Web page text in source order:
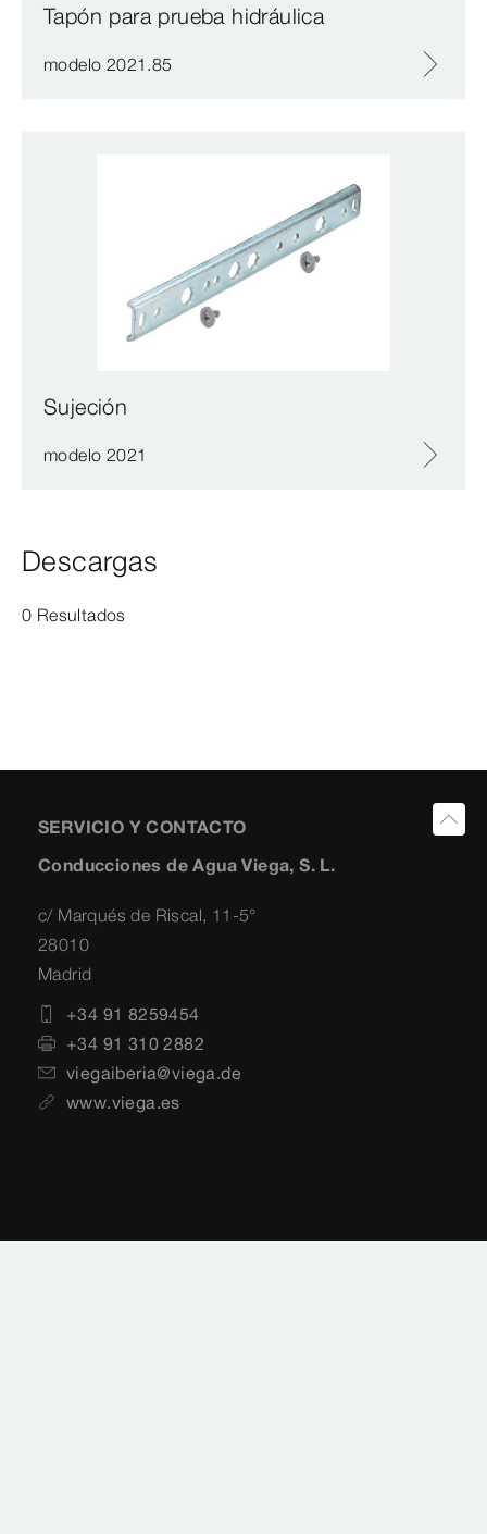
Tapón para prueba hidráulica
modelo 2021.85
Sujeción
modelo 2021
Descargas
0 Resultados
SERVICIO Y CONTACTO
Conducciones de Agua Viega, S. L.
c/ Marqués de Riscal, 11-5°
28010
Madrid
+34 91 8259454
+34 91 310 2882
viegaiberia@viega.de
www.viega.es